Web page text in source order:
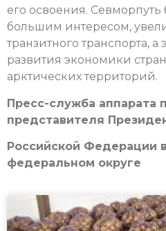
его освоения. Севморпуть
большим интересом,
транзитного транспорта, а
развития экономики
арктических территорий.
Пресс-служба аппарата
представителя
Российской Федерации
федеральном округе